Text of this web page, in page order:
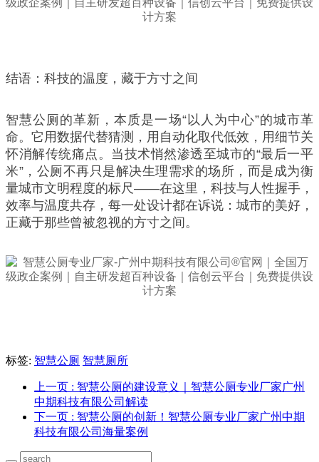
结语：科技的温度，藏于方寸之间
智慧公厕的革新，本质是一场“以人为中心”的城市革
命。它用数据代替猜测，用自动化取代低效，用细节关
怀消解传统痛点。当技术悄然渗透至城市的“最后一平
米”，公厕不再只是解决生理需求的场所，而是成为衡
量城市文明程度的标尺——在这里，科技与人性握手，
效率与温度共存，每一处设计都在诉说：城市的美好，
正藏于那些曾被忽视的方寸之间。
标签: 智慧公厕 智慧厕所
上一页 : 智慧公厕的建设意义｜智慧公厕专业厂家广州
中期科技有限公司解读
下一页 : 智慧公厕的创新！智慧公厕专业厂家广州中期
科技有限公司海量案例